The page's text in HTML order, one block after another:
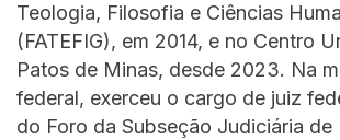
Teologia, Filosofia e Ciências
(FATEFIG), em 2014, e no Centro
Patos de Minas, desde 2023. Na
federal, exerceu o cargo de juiz
do Foro da Subseção Judiciária de